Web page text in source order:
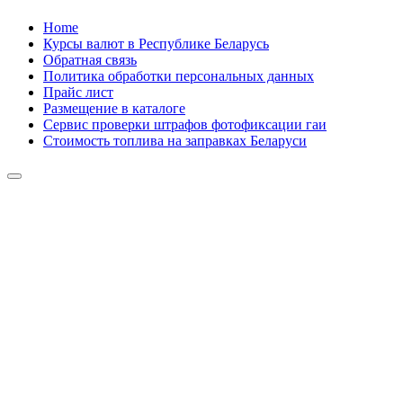
Skip
content
Home
Курсы валют в Республике Беларусь
Обратная связь
Политика обработки персональных данных
Прайс лист
Размещение в каталоге
Сервис проверки штрафов фотофиксации гаи
Стоимость топлива на заправках Беларуси